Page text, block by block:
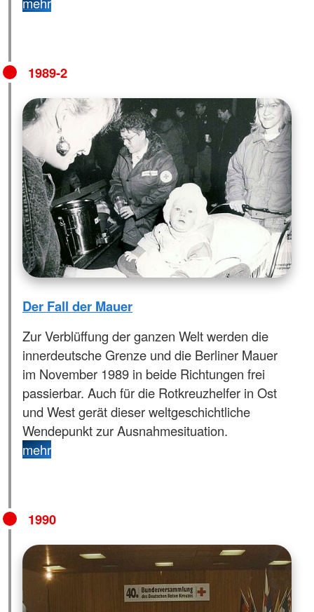
1989-2
Der Fall der Mauer
Zur Verblüffung der ganzen Welt werden die
innerdeutsche Grenze und die Berliner Mauer
im November 1989 in beide Richtungen frei
passierbar. Auch für die Rotkreuzhelfer in Ost
und West gerät dieser weltgeschichtliche
Wendepunkt zur Ausnahmesituation.
mehr
1990